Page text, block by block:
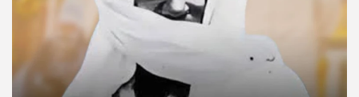
© Copyright 2025, APS